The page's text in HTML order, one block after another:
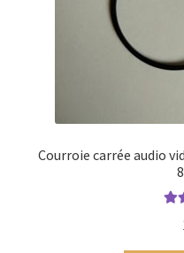
Courroie carrée audio